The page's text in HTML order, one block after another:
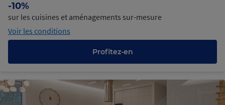
-10%
sur les cuisines et aménagements sur-mesure
Voir les conditions
Profitez-en